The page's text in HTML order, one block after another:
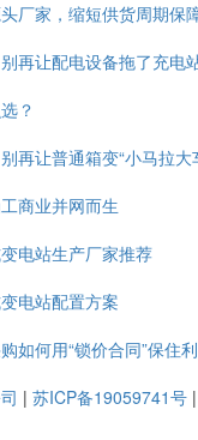
厂家，缩短供货周期保
再让配电设备拖了充电
？
再让普通箱变“小马拉大
商业并网而生
电站生产厂家推荐
电站配置方案
如何用“锁价合同”保住
| 苏ICP备19059741号